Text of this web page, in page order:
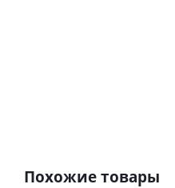
Похожие товары